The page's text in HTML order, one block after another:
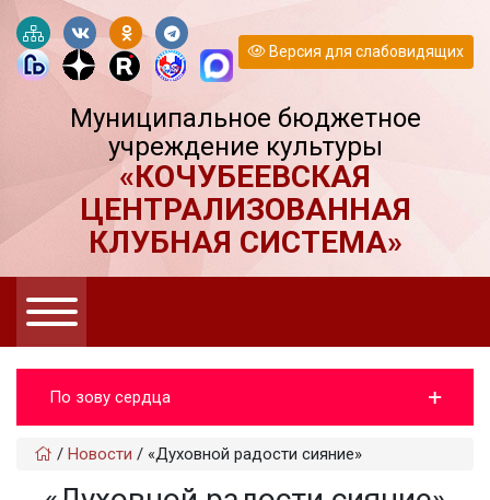
Версия для слабовидящих
Муниципальное бюджетное
учреждение культуры
«КОЧУБЕЕВСКАЯ
ЦЕНТРАЛИЗОВАННАЯ
КЛУБНАЯ СИСТЕМА»
По зову сердца
/ Новости / «Духовной радости сияние»